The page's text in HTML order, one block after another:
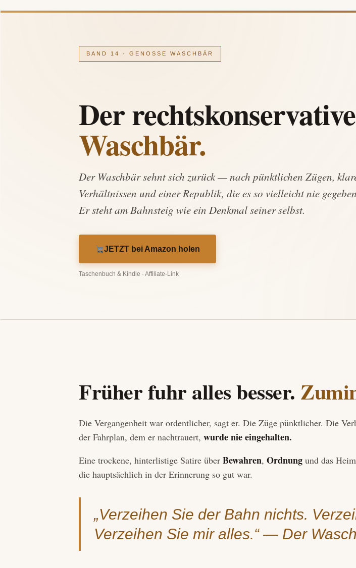
BAND 14 · GENOSSE WASCHBÄR
Der rechtskonservative
Waschbär.
Der Waschbär sehnt sich zurück — nach pünktlichen Zügen,
Verhältnissen und einer Republik, die es so vielleicht nie
Er steht am Bahnsteig wie ein Denkmal seiner selbst.
JETZT bei Amazon holen
Taschenbuch & Kindle · Affiliate-Link
Früher fuhr alles besser.
Die Vergangenheit war ordentlicher, sagt er. Die Züge pünktlicher. Die
der Fahrplan, dem er nachtrauert, wurde nie eingehalten.
Eine trockene, hinterlistige Satire über Bewahren, Ordnung und das
die hauptsächlich in der Erinnerung so gut war.
„Verzeihen Sie der Bahn nichts.
Verzeihen Sie mir alles.“ — Der